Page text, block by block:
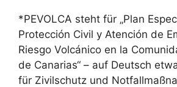
*PEVOLCA steht für „Plan
Protección Civil y Atención de
Riesgo Volcánico en la
de Canarias“ – auf Deutsch
für Zivilschutz und